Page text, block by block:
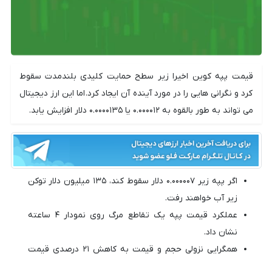
قیمت پپه کوین اخیرا زیر سطح حمایت کلیدی بلندمدت سقوط
کرد و نگرانی هایی را در مورد آینده آن ایجاد کرد. اما این ارز دیجیتال
می تواند به طور بالقوه به ۰.۰۰۰۰۱۲ یا ۰.۰۰۰۰۱۳۵ دلار افزایش یابد.
اگر پپه زیر ۰.۰۰۰۰۰۷ دلار سقوط کند، ۱۳۵ میلیون دلار توکن
زیر آب خواهند رفت.
عملکرد قیمت پپه یک تقاطع مرگ روی نمودار ۴ ساعته
نشان داد.
همگرایی نزولی حجم و قیمت به کاهش ۲۱ درصدی قیمت